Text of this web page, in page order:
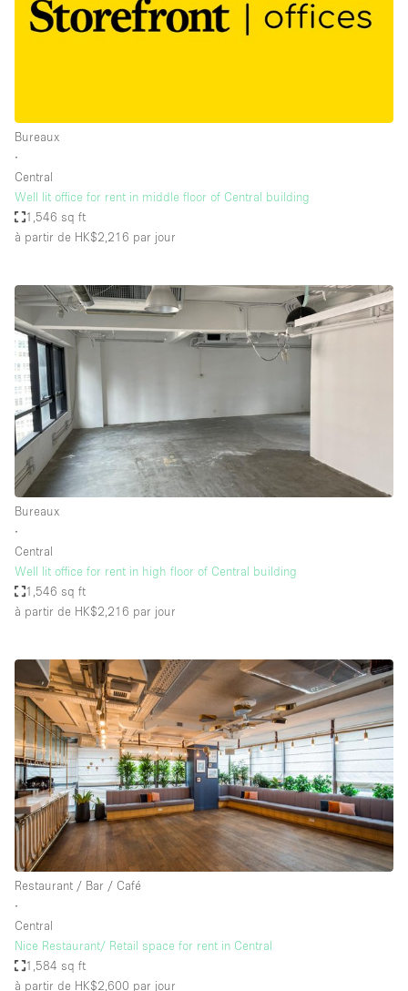
Bureaux
∙
Central
Well lit office for rent in middle floor of Central building
1,546 sq ft
à partir de HK$2,216 par jour
Bureaux
∙
Central
Well lit office for rent in high floor of Central building
1,546 sq ft
à partir de HK$2,216 par jour
Restaurant / Bar / Café
∙
Central
Nice Restaurant/ Retail space for rent in Central
1,584 sq ft
à partir de HK$2,600 par jour